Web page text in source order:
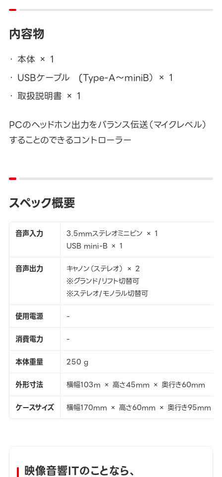
内容物
本体 × 1
USBケーブル (Type-A～miniB） × 1
取扱説明書 × 1
PCのヘッドホン出力をバランス伝送（マイクレベル）
することのできるコントローラー
スペック概要
音声入力
3.5mmステレオミニピン × 1
USB mini-B × 1
音声出力
キャノン（ステレオ） × 2
※グランド/リフト切替可
※ステレオ/モノラル切替可
使用電源
-
消費電力
-
本体重量
250 g
外形寸法
横幅103m × 高さ45mm × 奥行き60mm
ケースサイズ
横幅170mm × 高さ60mm × 奥行き95mm
映像音響ITのことなら、